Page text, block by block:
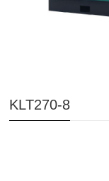
KLT270-8